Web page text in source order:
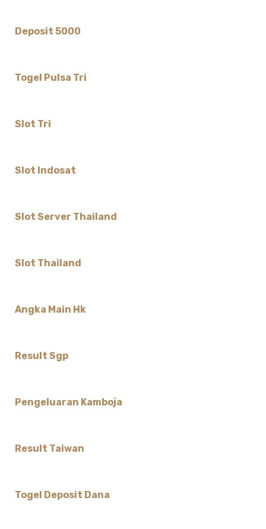
Deposit 5000
Togel Pulsa Tri
Slot Tri
Slot Indosat
Slot Server Thailand
Slot Thailand
Angka Main Hk
Result Sgp
Pengeluaran Kamboja
Result Taiwan
Togel Deposit Dana